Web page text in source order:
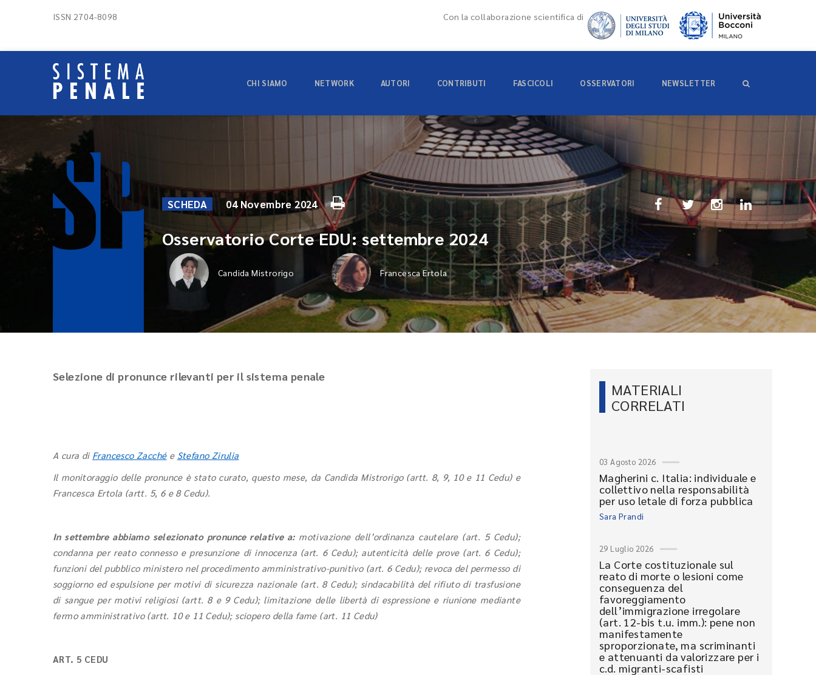
ISSN 2704-8098 Con la collaborazione scientifica di
CHI SIAMO NETWORK AUTORI CONTRIBUTI FASCICOLI OSSERVATORI NEWSLETTER
SCHEDA 04 Novembre 2024
Osservatorio Corte EDU: settembre 2024
Candida Mistrorigo Francesca Ertola
Selezione di pronunce rilevanti per il sistema penale
A cura di Francesco Zacchée Stefano Zirulia
Il monitoraggio delle pronunce è stato curato, questo mese, da Candida Mistrorigo (artt. 8, 9, 10 e 11 Cedu) e
Francesca Ertola (artt. 5, 6 e 8 Cedu).
In settembre abbiamo selezionato pronunce relative a:motivazione dell’ordinanza cautelare (art. 5 Cedu);
condanna per reato connesso e presunzione di innocenza (art. 6 Cedu); autenticità delle prove (art. 6 Cedu);
funzioni del pubblico ministero nel procedimento amministrativo-punitivo (art. 6 Cedu); revoca del permesso di
soggiorno ed espulsione per motivi di sicurezza nazionale (art. 8 Cedu); sindacabilità del rifiuto di trasfusione
di sangue per motivi religiosi (artt. 8 e 9 Cedu); limitazione delle libertà di espressione e riunione mediante
fermo amministrativo (artt. 10 e 11 Cedu); sciopero della fame (art. 11 Cedu)
ART. 5 CEDU
MATERIALI
CORRELATI
03 Agosto 2026
Magherini c. Italia: individuale e
collettivo nella responsabilità
per uso letale di forza pubblica
Sara Prandi
29 Luglio 2026
La Corte costituzionale sul
reato di morte o lesioni come
conseguenza del
favoreggiamento
dell’immigrazione irregolare
(art. 12-bis t.u. imm.): pene non
manifestamente
sproporzionate, ma scriminanti
e attenuanti da valorizzare per i
c.d. migranti-scafisti